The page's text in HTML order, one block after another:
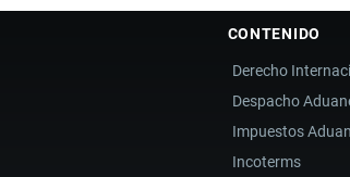
CONTENIDO
Derecho
Despacho
Impuestos
Incoterms